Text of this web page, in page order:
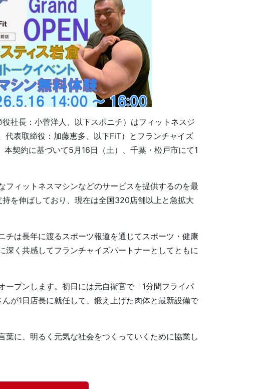
社長：小菅洋人、以下スポニチ）はフィットネスジ
表取締役：加藤恵多、以下FiT）とフランチャイズ
契約に基づいて5月16日（土）、千葉・松戸市にて1
ィットネスマシンなどのサービスを提供するのを最
を伸ばしており、現在は全国320店舗以上と急拡大
は長年に渡るスポーツ報道を通じてスポーツ・健康
く共感してフランチャイズパートナーとしてともに
プンします。初日には元自衛官で「1分間フライパ
が1日店長に就任して、鍛え上げた肉体と最新設備で
に、明るく元気な社会をつくっていくために協業し